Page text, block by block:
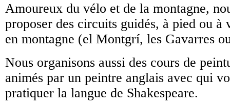
Amoureux du vélo et de la montagne,
proposer des circuits guidés, à pied ou à
en montagne (el Montgrí, les Gavarres
Nous organisons aussi des cours de
animés par un peintre anglais avec qui
pratiquer la langue de Shakespeare.